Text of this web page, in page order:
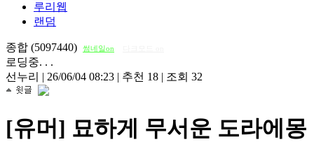
루리웹
랜덤
종합 (5097440) 썸네일on
로딩중. . .
선누리 | 26/06/04 08:23 | 추천 18 | 조회 32
[유머] 묘하게 무서운 도라에몽